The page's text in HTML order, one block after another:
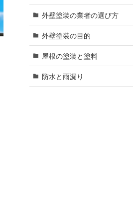
外壁塗装の業者の選び方
外壁塗装の目的
屋根の塗装と塗料
防水と雨漏り